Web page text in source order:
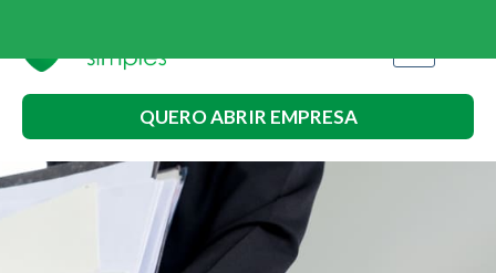
QUERO ABRIR EMPRESA